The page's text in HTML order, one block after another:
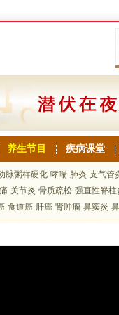
养生节目 疾病课堂
脉粥样硬化 哮喘 肺炎 支气管
关节炎 骨质疏松 强直性脊柱
食道癌 肝癌 肾肿瘤 鼻窦炎